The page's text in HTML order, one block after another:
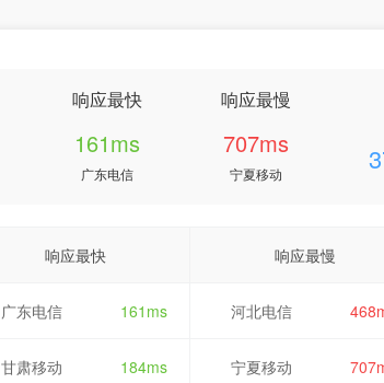
响应最快
161ms
广东电信
响应最慢
707ms
宁夏移动
响应最快 响应最慢
广东电信 161ms 河北电信
甘肃移动 184ms 宁夏移动